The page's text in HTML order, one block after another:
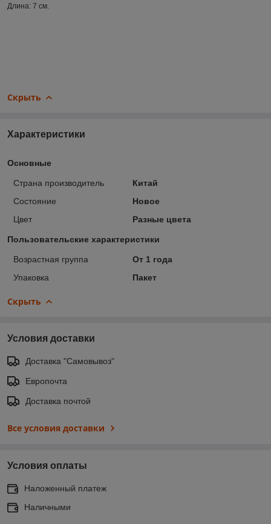
Длина: 7 см.
Скрыть
Характеристики
Основные
Страна производитель
Китай
Состояние
Новое
Цвет
Разные цвета
Пользовательские характеристики
Возрастная группа
От 1 года
Упаковка
Пакет
Скрыть
Условия доставки
Доставка "Самовывоз"
Европочта
Доставка почтой
Все условия доставки
Условия оплаты
Наложенный платеж
Наличными